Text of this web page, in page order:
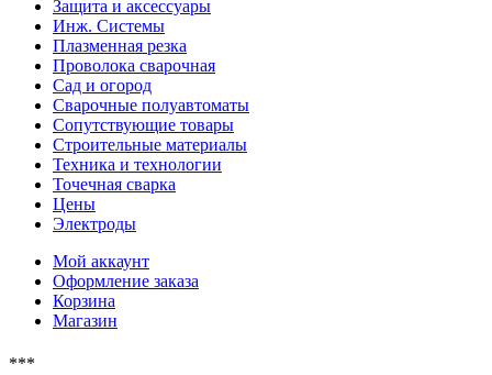
Защита и аксессуары
Инж. Системы
Плазменная резка
Проволока сварочная
Сад и огород
Сварочные полуавтоматы
Сопутствующие товары
Строительные материалы
Техника и технологии
Точечная сварка
Цены
Электроды
Мой аккаунт
Оформление заказа
Корзина
Магазин
***